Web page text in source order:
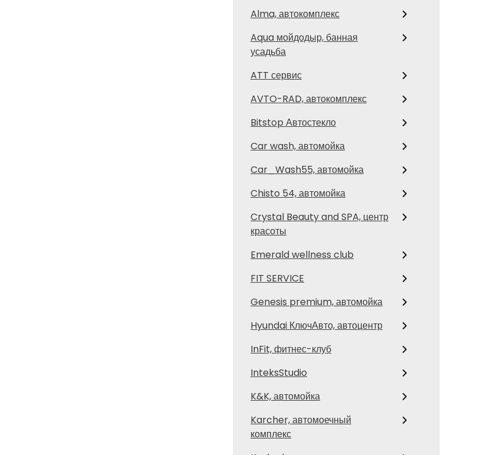
Alma, автокомплекс
Aqua мойдодыр, банная
усадьба
ATT сервис
AVTO-RAD, автокомплекс
Bitstop Автостекло
Car wash, автомойка
Car_Wash55, автомойка
Chisto 54, автомойка
Crystal Beauty and SPA, центр
красоты
Emerald wellness club
FIT SERVICE
Genesis premium, автомойка
Hyundai КлючАвто, автоцентр
InFit, фитнес-клуб
InteksStudio
K&K, автомойка
Karcher, автомоечный
комплекс